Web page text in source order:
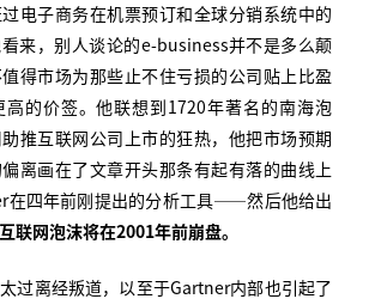
电子商务在机票预订和全球分销系统中的
来，别人谈论的e-business并不是多么颠
得市场为那些止不住亏损的公司贴上比盈
的价签。他联想到1720年著名的南海泡
推互联网公司上市的狂热，他把市场预期
离画在了文章开头那条有起有落的曲线上
四年前刚提出的分析工具——然后他给出
互联网泡沫将在2001年前崩盘。
过离经叛道，以至于Gartner内部也引起了